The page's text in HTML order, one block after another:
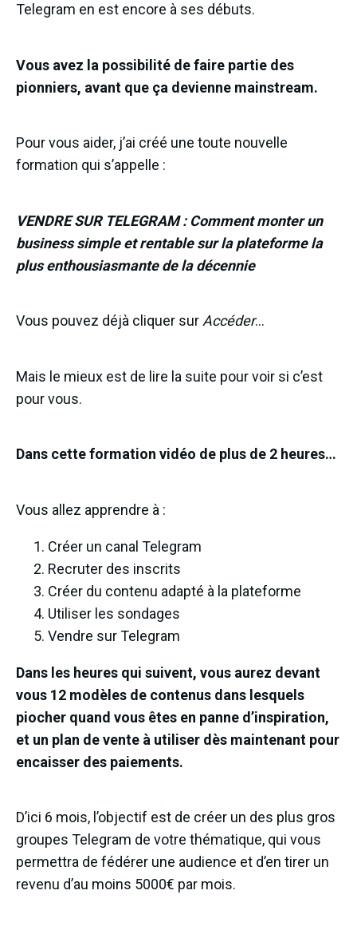
Telegram en est encore à ses débuts.
Vous avez la possibilité de faire partie des
pionniers, avant que ça devienne mainstream.
Pour vous aider, j’ai créé une toute nouvelle
formation qui s’appelle :
VENDRE SUR TELEGRAM : Comment monter un
business simple et rentable sur la plateforme la
plus enthousiasmante de la décennie
Vous pouvez déjà cliquer sur Accéder…
Mais le mieux est de lire la suite pour voir si c’est
pour vous.
Dans cette formation vidéo de plus de 2 heures…
Vous allez apprendre à :
Créer un canal Telegram
Recruter des inscrits
Créer du contenu adapté à la plateforme
Utiliser les sondages
Vendre sur Telegram
Dans les heures qui suivent, vous aurez devant
vous 12 modèles de contenus dans lesquels
piocher quand vous êtes en panne d’inspiration,
et un plan de vente à utiliser dès maintenant pour
encaisser des paiements.
D’ici 6 mois, l’objectif est de créer un des plus gros
groupes Telegram de votre thématique, qui vous
permettra de fédérer une audience et d’en tirer un
revenu d’au moins 5000€ par mois.